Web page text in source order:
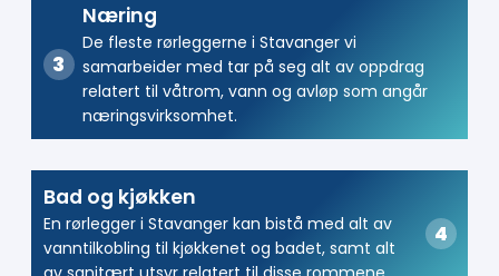
Næring
De fleste rørleggerne i Stavanger vi
samarbeider med tar på seg alt av oppdrag
relatert til våtrom, vann og avløp som angår
næringsvirksomhet.
Bad og kjøkken
En rørlegger i Stavanger kan bistå med alt av
vanntilkobling til kjøkkenet og badet, samt alt